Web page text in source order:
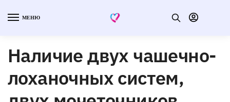
МЕНЮ
Наличие двух чашечно-
лоханочных систем,